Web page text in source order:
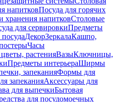
напитковПосуда для горячих
хранения напитковСтоловые
для сервировкиПредметы
посудаДекорЗеркалаКашпо,
Часы
растенияВазыКлючницы,
Предметы интерьераШирмы
запеканияФормы для
запеканияАксессуары для
для выпечкиБытовая
для посудомоечных